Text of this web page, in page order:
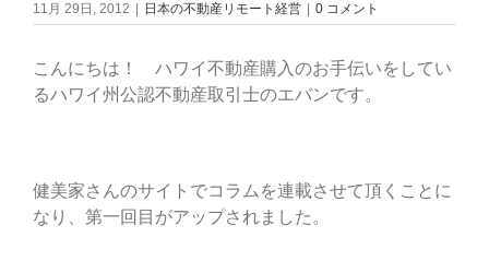
11月 29日, 2012 日本の不動産リモート経営 0 コメント
こんにちは！ ハワイ不動産購入のお手伝いをしてい
るハワイ州公認不動産取引士のエバンです。
健美家さんのサイトでコラムを連載させて頂くことに
なり、第一回目がアップされました。